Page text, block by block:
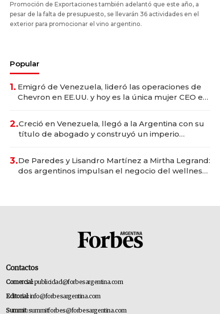
Promoción de Exportaciones también adelantó que este año, a
pesar de la falta de presupuesto, se llevarán 36 actividades en el
exterior para promocionar el vino argentino.
Popular
1. Emigró de Venezuela, lideró las operaciones de
Chevron en EE.UU. y hoy es la única mujer CEO en
2.Creció en Venezuela, llegó a la Argentina con su
título de abogado y construyó un imperio
3.De Paredes y Lisandro Martínez a Mirtha Legrand:
dos argentinos impulsan el negocio del wellness
Contactos
Comercial:publicidad@forbesargentina.com
Editorial:info@forbesargentina.com
Summit:summitforbes@forbesargentina.com